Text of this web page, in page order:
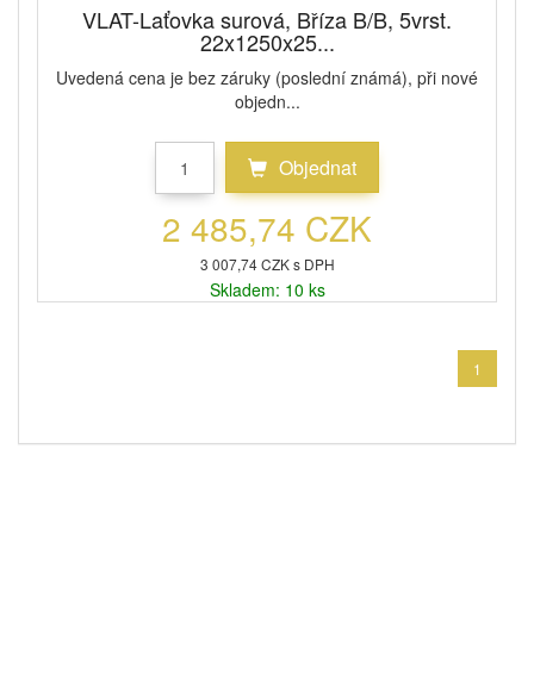
VLAT-Laťovka surová, Bříza B/B, 5vrst.
22x1250x25...
Uvedená cena je bez záruky (poslední známá), při nové
objedn...
Objednat
2 485,74 CZK
3 007,74 CZK s DPH
Skladem: 10 ks
1